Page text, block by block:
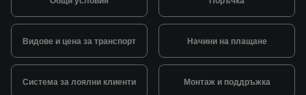
Видове и цена за транспорт Начини на плащане
Система за лоялни клиенти Монтаж и поддръжка